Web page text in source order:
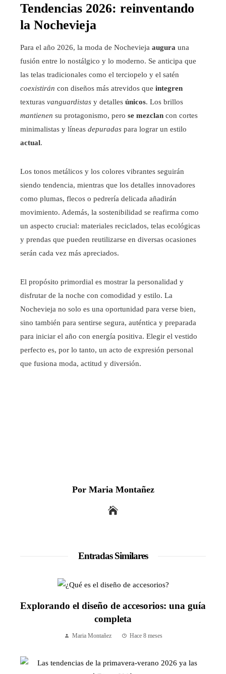
Tendencias 2026: reinventando
la Nochevieja
Para el año 2026, la moda de Nochevieja augura una
fusión entre lo nostálgico y lo moderno. Se anticipa que
las telas tradicionales como el terciopelo y el satén
coexistirán con diseños más atrevidos que integren
texturas vanguardistas y detalles únicos. Los brillos
mantienen su protagonismo, pero se mezclan con cortes
minimalistas y líneas depuradas para lograr un estilo
actual.
Los tonos metálicos y los colores vibrantes seguirán
siendo tendencia, mientras que los detalles innovadores
como plumas, flecos o pedrería delicada añadirán
movimiento. Además, la sostenibilidad se reafirma como
un aspecto crucial: materiales reciclados, telas ecológicas
y prendas que pueden reutilizarse en diversas ocasiones
serán cada vez más apreciados.
El propósito primordial es mostrar la personalidad y
disfrutar de la noche con comodidad y estilo. La
Nochevieja no solo es una oportunidad para verse bien,
sino también para sentirse segura, auténtica y preparada
para iniciar el año con energía positiva. Elegir el vestido
perfecto es, por lo tanto, un acto de expresión personal
que fusiona moda, actitud y diversión.
Por Maria Montañez
Entradas Similares
Explorando el diseño de accesorios: una guía
completa
Maria Montañez Hace 8 meses